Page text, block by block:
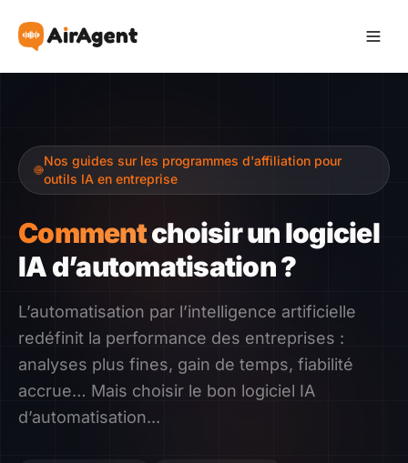
Recommander
Gagner
Ressources
Témoignages
Guide
Nos guides sur les programmes d'affiliation pour
outils IA en entreprise
Commentchoisir un logiciel
IA d’automatisation ?
L’automatisation par l’intelligence artificielle
redéfinit la performance des entreprises :
analyses plus fines, gain de temps, fiabilité
accrue… Mais choisir le bon logiciel IA
d’automatisation...